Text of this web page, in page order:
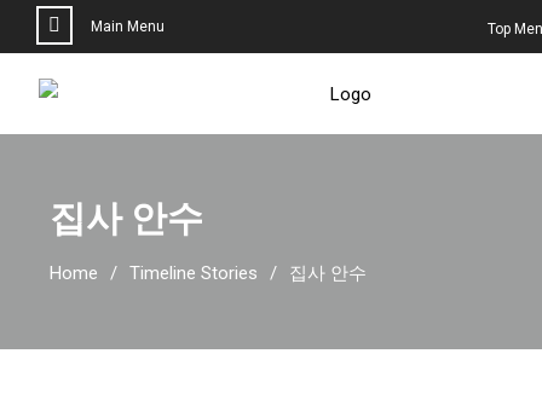
Main Menu Top
집사 안수
Home Timeline Stories 집사 안수